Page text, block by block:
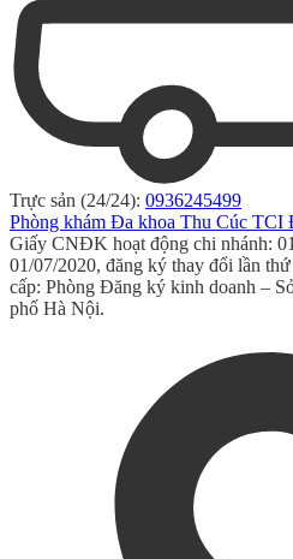
Trực sản (24/24): 0936245499
Phòng khám Đa khoa Thu Cúc TCI
Giấy CNĐK hoạt động chi nhánh:
01/07/2020, đăng ký thay đổi lần
cấp: Phòng Đăng ký kinh doanh –
phố Hà Nội.